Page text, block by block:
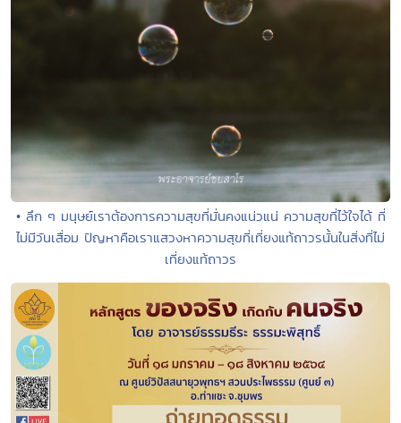
• ลึก ๆ มนุษย์เราต้องการความสุขที่มั่นคงแน่วแน่ ความสุขที่ไว้ใจได้ ที่
ไม่มีวันเสื่อม ปัญหาคือเราแสวงหาความสุขที่เที่ยงแท้ถาวรนั้นในสิ่งที่ไม่
เที่ยงแท้ถาวร